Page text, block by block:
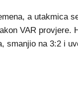
a utakmica
VAR provjere.
smanjio na 3:2 i